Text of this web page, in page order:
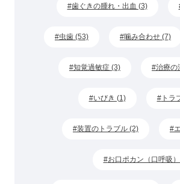
歯ぐきの腫れ・出血 (3)
虫歯 (53) 噛み合わせ (7)
知覚過敏症 (3) 治療の
いびき (1) トラ
装置のトラブル (2)
お口ポカン（口呼吸